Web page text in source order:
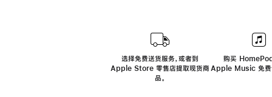
选择免费送货服务，或者到
Apple Store 零售店提取现货商
品。
购买
Apple Music 免费